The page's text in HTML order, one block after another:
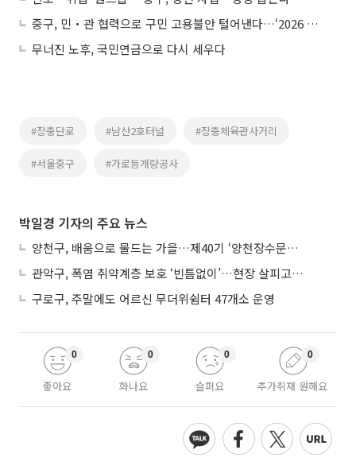
중구, 민‧관 협력으로 구민 고용불안 털어낸다…‘2026 일자리 정책’ 본격 가동
무너진 노후, 국민연금으로 다시 세우다
#장충단로 #남산2호터널 #장충체육관사거리
#서울중구 #가로등개량공사
박일경 기자의 주요 뉴스
양천구, 배움으로 물드는 가을…제40기 ‘양천장수문화대학’ 수강생 모집
관악구, 폭염 취약계층 보호 ‘빈틈없이’…현장 살피고 지원 넓힌다
구로구, 주말에도 어르신 무더위쉼터 47개소 운영
좋아요
0
화나요
0
슬퍼요
0
추가취재 원해요
0